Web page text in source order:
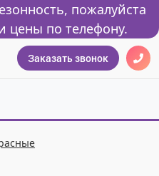
пожалуйста
цены по телефону.
Заказать звонок